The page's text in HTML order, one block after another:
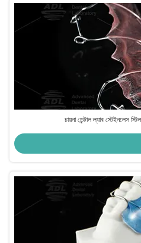
চায়না ডেন্টাল ল্যাব স্টেইনলেস